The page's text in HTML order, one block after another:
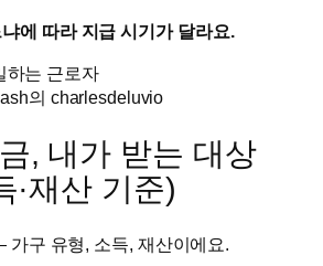
에 따라 지급 시기가 달라요.
의 charlesdeluvio
, 내가 받는 대상
·재산 기준)
구 유형, 소득, 재산이에요.